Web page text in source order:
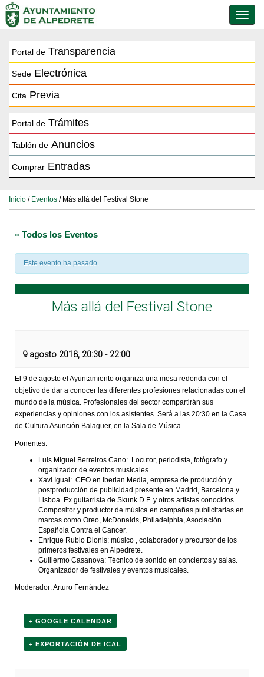
de
Portal de Transparencia
Sede Electrónica
Cita Previa
Portal de Trámites
Tablón de Anuncios
Comprar Entradas
Inicio / Eventos / Más allá del Festival Stone
« Todos los Eventos
Este evento ha pasado.
Más allá del Festival Stone
9 agosto 2018, 20:30 - 22:00
El 9 de agosto el Ayuntamiento organiza una mesa redonda con el
objetivo de dar a conocer las diferentes profesiones relacionadas con el
mundo de la música. Profesionales del sector compartirán sus
experiencias y opiniones con los asistentes. Será a las 20:30 en la Casa
de Cultura Asunción Balaguer, en la Sala de Música.
Ponentes:
Luis Miguel Berreiros Cano: Locutor, periodista, fotógrafo y
organizador de eventos musicales
Xavi Igual: CEO en Iberian Media, empresa de producción y
postproducción de publicidad presente en Madrid, Barcelona y
Lisboa. Ex guitarrista de Skunk D.F. y otros artistas conocidos.
Compositor y productor de música en campañas publicitarias en
marcas como Oreo, McDonalds, Philadelphia, Asociación
Española Contra el Cancer.
Enrique Rubio Dionis: músico , colaborador y precursor de los
primeros festivales en Alpedrete.
Guillermo Casanova: Técnico de sonido en conciertos y salas.
Organizador de festivales y eventos musicales.
Moderador: Arturo Fernández
+ GOOGLE CALENDAR
+ EXPORTACIÓN DE ICAL